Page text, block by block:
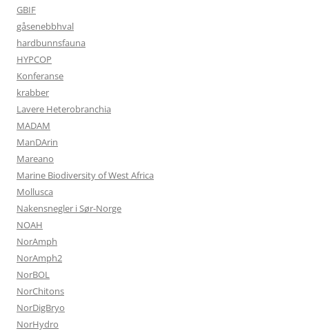
GBIF
gåsenebbhval
hardbunnsfauna
HYPCOP
Konferanse
krabber
Lavere Heterobranchia
MADAM
ManDArin
Mareano
Marine Biodiversity of West Africa
Mollusca
Nakensnegler i Sør-Norge
NOAH
NorAmph
NorAmph2
NorBOL
NorChitons
NorDigBryo
NorHydro